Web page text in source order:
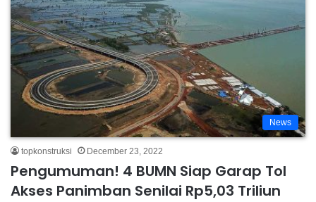
News
topkonstruksi December 23, 2022
Pengumuman! 4 BUMN Siap Garap Tol
Akses Panimban Senilai Rp5,03 Triliun